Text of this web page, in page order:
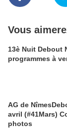
Vous
13è Nuit Debout
programmes à
AG de
avril (#41Mars)
photos